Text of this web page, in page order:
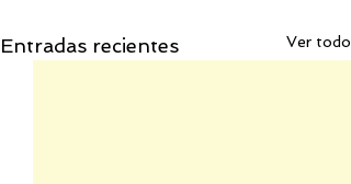
Entradas recientes Ver todo